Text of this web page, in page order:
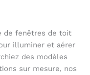
de fenêtres de toit
illuminer et aérer
des modèles
sur mesure, nos